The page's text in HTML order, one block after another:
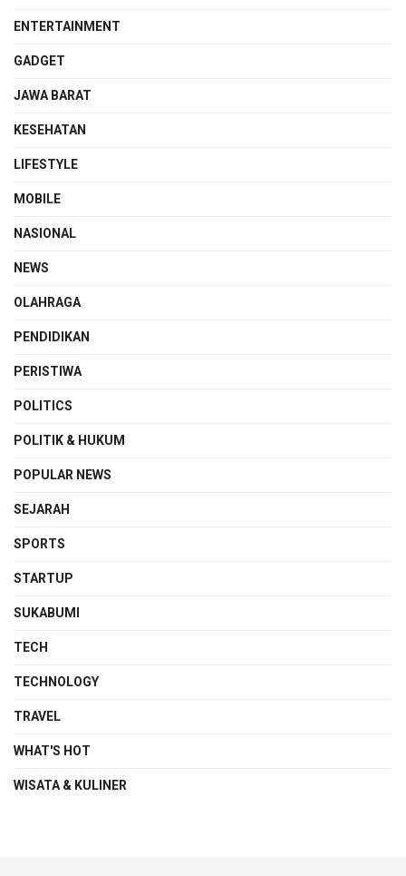
ENTERTAINMENT
GADGET
JAWA BARAT
KESEHATAN
LIFESTYLE
MOBILE
NASIONAL
NEWS
OLAHRAGA
PENDIDIKAN
PERISTIWA
POLITICS
POLITIK & HUKUM
POPULAR NEWS
SEJARAH
SPORTS
STARTUP
SUKABUMI
TECH
TECHNOLOGY
TRAVEL
WHAT'S HOT
WISATA & KULINER